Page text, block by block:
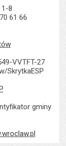
1-8
61 66
VVTFT-27
SkrytkaESP
gminy